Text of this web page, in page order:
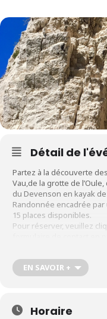
Détail de
Partez à la découverte
Vau,de la grotte de
du Devenson en kayak de
Randonnée encadrée par
15 places disponibles.
Pour réserver, veuillez
paddle.com/contact-
EN SAVOIR +
Horaire